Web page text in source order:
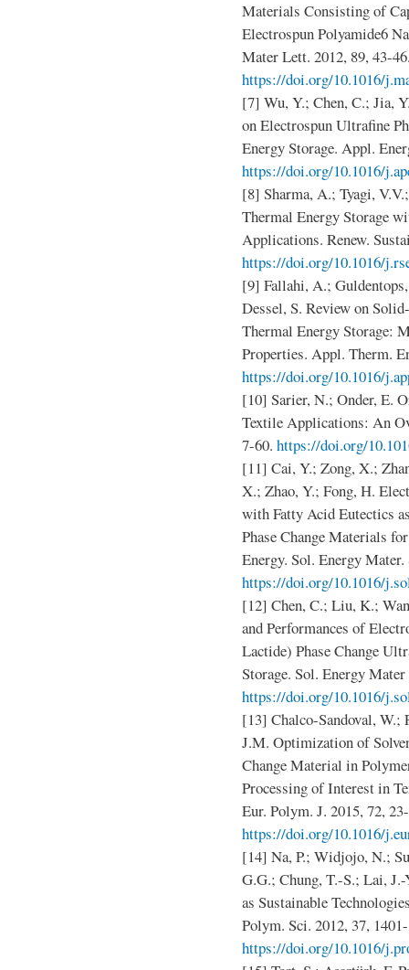
Materials Consisting of
Electrospun Polyamide6
Mater Lett. 2012, 89, 43-
https://doi.org/10.1016/
[7] Wu, Y.; Chen, C.; Jia,
on Electrospun Ultrafine
Energy Storage. Appl.
https://doi.org/10.1016/
[8] Sharma, A.; Tyagi,
Thermal Energy Storage
Applications. Renew.
https://doi.org/10.1016/
[9] Fallahi, A.;
Dessel, S. Review on
Thermal Energy Storage:
Properties. Appl. Therm.
https://doi.org/10.1016/
[10] Sarier, N.; Onder, E.
Textile Applications: An
7-60. https://doi.org/
[11] Cai, Y.; Zong, X.;
X.; Zhao, Y.; Fong, H.
with Fatty Acid Eutectics
Phase Change Materials
Energy. Sol. Energy
https://doi.org/10.1016/
[12] Chen, C.; Liu, K.;
and Performances of
Lactide) Phase Change
Storage. Sol. Energy
https://doi.org/10.1016/
[13] Chalco-Sandoval, W.;
J.M. Optimization of
Change Material in
Processing of Interest in
Eur. Polym. J. 2015, 72,
https://doi.org/10.1016/
[14] Na, P.; Widjojo, N.;
G.G.; Chung, T.-S.; Lai,
as Sustainable
Polym. Sci. 2012, 37,
https://doi.org/10.1016/